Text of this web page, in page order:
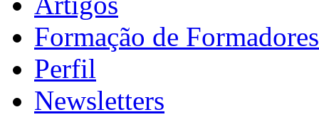
Formação de Formadores
Perfil
Newsletters